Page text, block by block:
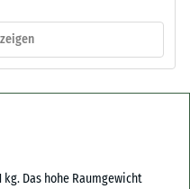
Das hohe Raumgewicht